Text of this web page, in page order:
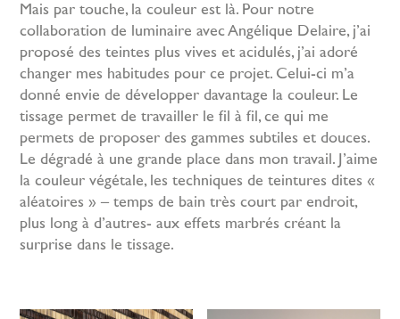
Mais par touche, la couleur est là. Pour notre
collaboration de luminaire avec Angélique Delaire, j’ai
proposé des teintes plus vives et acidulés, j’ai adoré
changer mes habitudes pour ce projet. Celui-ci m’a
donné envie de développer davantage la couleur. Le
tissage permet de travailler le fil à fil, ce qui me
permets de proposer des gammes subtiles et douces.
Le dégradé à une grande place dans mon travail. J’aime
la couleur végétale, les techniques de teintures dites «
aléatoires » – temps de bain très court par endroit,
plus long à d’autres- aux effets marbrés créant la
surprise dans le tissage.